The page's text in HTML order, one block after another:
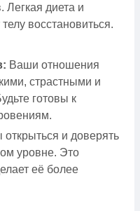
Легкая диета и
восстановиться.
Ваши отношения
страстными и
готовы к
открыться и доверять
уровне. Это
её более